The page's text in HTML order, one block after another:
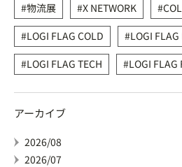
物流展
X NETWORK
LOGI FLAG COLD
LOGI
LOGI FLAG TECH
LOGI FLAG
アーカイブ
2026/08
2026/07